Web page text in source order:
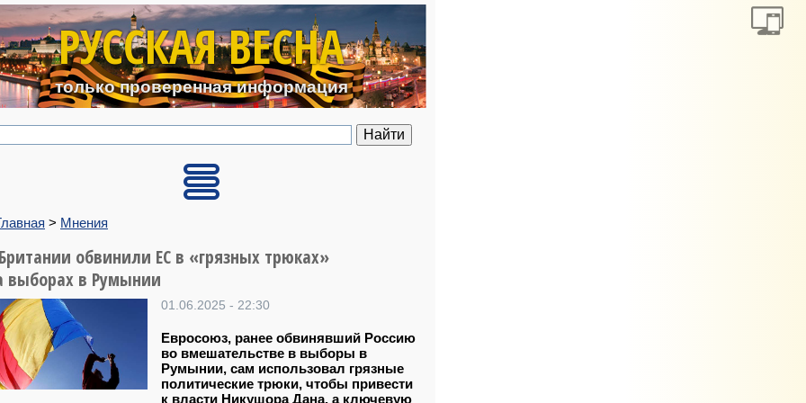
Перейти к основному содержанию
РУССКАЯ ВЕСНА
только проверенная информация
> Мнения
обвинили ЕС в «грязных трюках»
выборах в Румынии
01.06.2025 - 22:30
Евросоюз, ранее обвинявший Россию
во вмешательстве в выборы в
Румынии, сам использовал грязные
политические трюки, чтобы привести
к власти Никушора Дана, а ключевую